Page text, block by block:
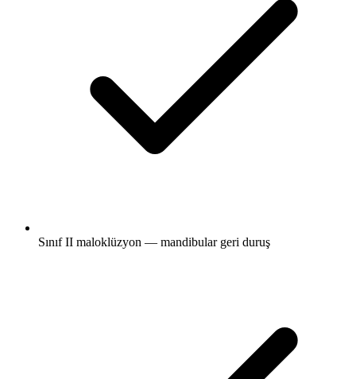
Sınıf II maloklüzyon — mandibular geri duruş